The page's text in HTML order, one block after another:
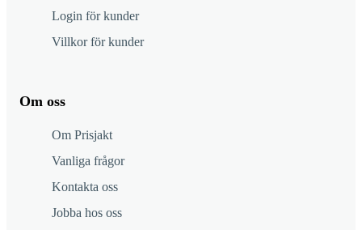
Login för kunder
Villkor för kunder
Om oss
Om Prisjakt
Vanliga frågor
Kontakta oss
Jobba hos oss